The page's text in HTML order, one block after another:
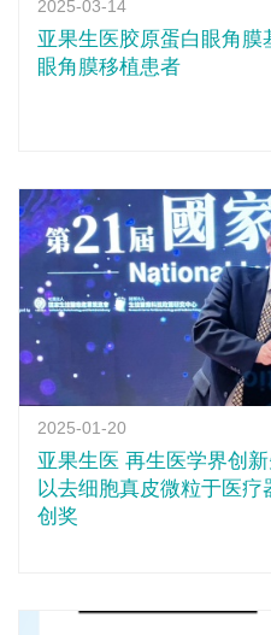
2025-03-14
亚果生医胶原蛋白眼角
眼角膜移植患者
2025-01-20
亚果生医 再生医学界创
以去细胞真皮微粒于医
创奖